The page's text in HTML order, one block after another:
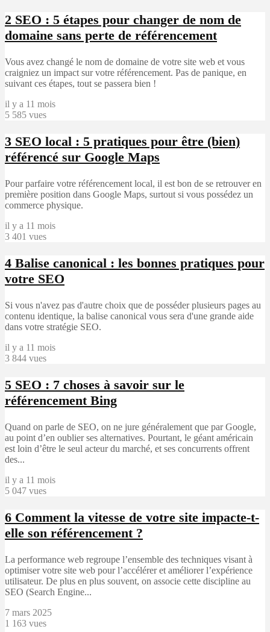
2 SEO : 5 étapes pour changer de nom de
domaine sans perte de référencement
Vous avez changé le nom de domaine de votre site web et vous
craigniez un impact sur votre référencement. Pas de panique, en
suivant ces étapes, tout se passera bien !
il y a 11 mois
5 585 vues
3 SEO local : 5 pratiques pour être (bien)
référencé sur Google Maps
Pour parfaire votre référencement local, il est bon de se retrouver en
première position dans Google Maps, surtout si vous possédez un
commerce physique.
il y a 11 mois
3 401 vues
4 Balise canonical : les bonnes pratiques pour
votre SEO
Si vous n'avez pas d'autre choix que de posséder plusieurs pages au
contenu identique, la balise canonical vous sera d'une grande aide
dans votre stratégie SEO.
il y a 11 mois
3 844 vues
5 SEO : 7 choses à savoir sur le
référencement Bing
Quand on parle de SEO, on ne jure généralement que par Google,
au point d’en oublier ses alternatives. Pourtant, le géant américain
est loin d’être le seul acteur du marché, et ses concurrents offrent
des...
il y a 11 mois
5 047 vues
6 Comment la vitesse de votre site impacte-t-
elle son référencement ?
La performance web regroupe l’ensemble des techniques visant à
optimiser votre site web pour l’accélérer et améliorer l’expérience
utilisateur. De plus en plus souvent, on associe cette discipline au
SEO (Search Engine...
7 mars 2025
1 163 vues